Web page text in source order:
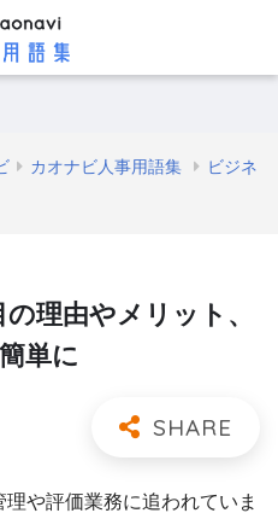
カオナビ人事用語集
ビジネ
理由やメリット、
単に
や評価業務に追われていま